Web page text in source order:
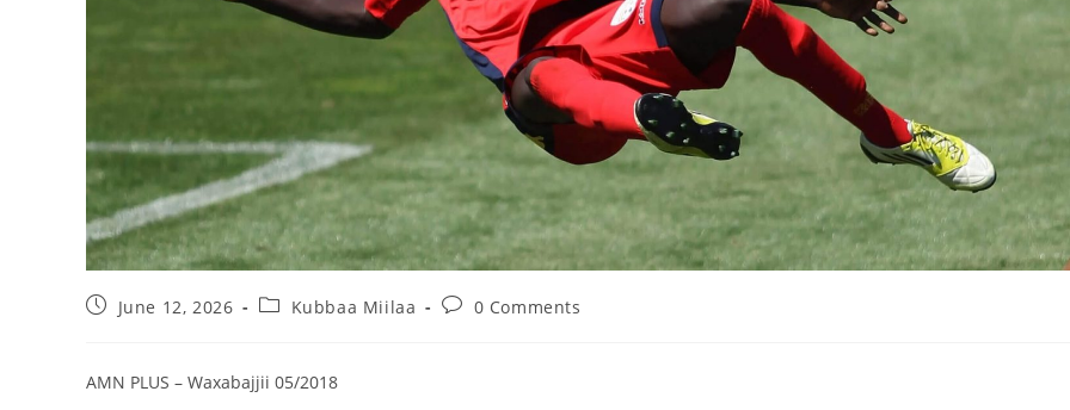
June 12, 2026 Kubbaa Miilaa 0 Comments
AMN PLUS – Waxabajjii 05/2018